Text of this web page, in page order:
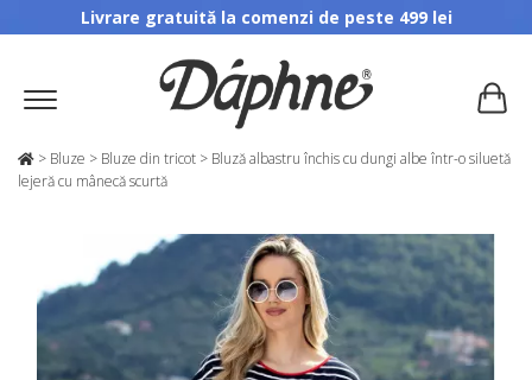
Livrare gratuită la comenzi de peste 499 lei
> Bluze > Bluze din tricot > Bluză albastru închis cu dungi albe într-o siluetă
lejeră cu mânecă scurtă